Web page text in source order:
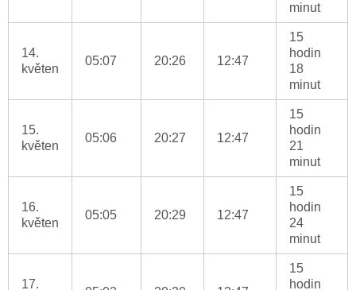
minut
14.
květen
05:07 20:26 12:47
15
hodin
18
minut
15.
květen
05:06 20:27 12:47
15
hodin
21
minut
16.
květen
05:05 20:29 12:47
15
hodin
24
minut
17.
15
hodin